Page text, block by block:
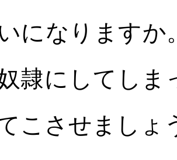
になりますか
隷にしてしま
こさせましょ